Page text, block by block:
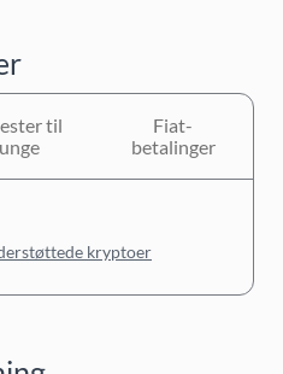
til
Fiat-
betalinger
kryptoer